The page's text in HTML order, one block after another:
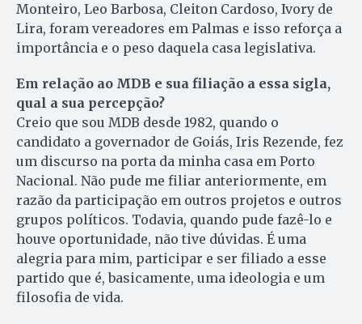
Monteiro, Leo Barbosa, Cleiton Cardoso, Ivory de
Lira, foram vereadores em Palmas e isso reforça a
importância e o peso daquela casa legislativa.
Em relação ao MDB e sua filiação a essa sigla,
qual a sua percepção?
Creio que sou MDB desde 1982, quando o
candidato a governador de Goiás, Iris Rezende, fez
um discurso na porta da minha casa em Porto
Nacional. Não pude me filiar anteriormente, em
razão da participação em outros projetos e outros
grupos políticos. Todavia, quando pude fazê-lo e
houve oportunidade, não tive dúvidas. É uma
alegria para mim, participar e ser filiado a esse
partido que é, basicamente, uma ideologia e um
filosofia de vida.